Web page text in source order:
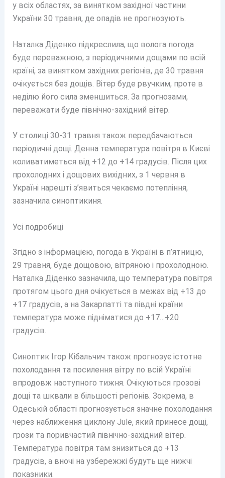
у всіх областях, за винятком західної частини
України 30 травня, де опадів не прогнозують.
Наталка Діденко підкреслила, що волога погода
буде переважною, з періодичними дощами по всій
країні, за винятком західних регіонів, де 30 травня
очікується без дощів. Вітер буде рвучким, проте в
неділю його сила зменшиться. За прогнозами,
переважати буде північно-західний вітер.
У столиці 30-31 травня також передбачаються
періодичні дощі. Денна температура повітря в Києві
коливатиметься від +12 до +14 градусів. Після цих
прохолодних і дощових вихідних, з 1 червня в
Україні нарешті з’явиться чекаємо потепління,
зазначила синоптикиня.
Усі подробиці
Згідно з інформацією, погода в Україні в п’ятницю,
29 травня, буде дощовою, вітряною і прохолодною.
Наталка Діденко зазначила, що температура повітря
протягом цього дня очікується в межах від +13 до
+17 градусів, а на Закарпатті та півдні країни
температура може підніматися до +17…+20
градусів.
Синоптик Ігор Кібальчич також прогнозує істотне
похолодання та посилення вітру по всій Україні
впродовж наступного тижня. Очікуються грозові
дощі та шквали в більшості регіонів. Зокрема, в
Одеській області прогнозується значне похолодання
через наближення циклону Jule, який принесе дощі,
грози та поривчастий північно-західний вітер.
Температура повітря там знизиться до +13
градусів, а вночі на узбережжі будуть ще нижчі
показники.